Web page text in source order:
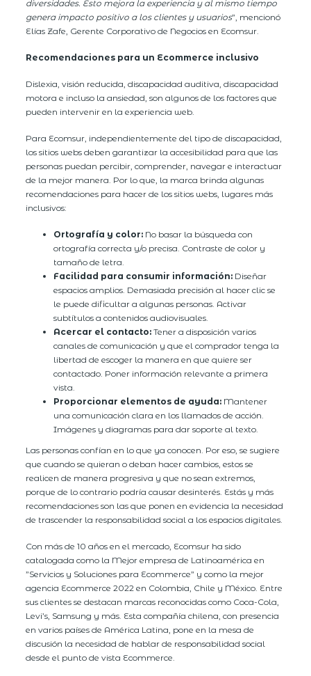
diversidades. Esto mejora la experiencia y al mismo tiempo
genera impacto positivo a los clientes y usuarios”, mencionó
Elías Zafe, Gerente Corporativo de Negocios en Ecomsur.
Recomendaciones para un Ecommerce inclusivo
Dislexia, visión reducida, discapacidad auditiva, discapacidad
motora e incluso la ansiedad, son algunos de los factores que
pueden intervenir en la experiencia web.
Para Ecomsur, independientemente del tipo de discapacidad,
los sitios webs deben garantizar la accesibilidad para que las
personas puedan percibir, comprender, navegar e interactuar
de la mejor manera. Por lo que, la marca brinda algunas
recomendaciones para hacer de los sitios webs, lugares más
inclusivos:
Ortografía y color: No basar la búsqueda con
ortografía correcta y/o precisa. Contraste de color y
tamaño de letra.
Facilidad para consumir información: Diseñar
espacios amplios. Demasiada precisión al hacer clic se
le puede dificultar a algunas personas. Activar
subtítulos a contenidos audiovisuales.
Acercar el contacto: Tener a disposición varios
canales de comunicación y que el comprador tenga la
libertad de escoger la manera en que quiere ser
contactado. Poner información relevante a primera
vista.
Proporcionar elementos de ayuda: Mantener
una comunicación clara en los llamados de acción.
Imágenes y diagramas para dar soporte al texto.
Las personas confían en lo que ya conocen. Por eso, se sugiere
que cuando se quieran o deban hacer cambios, estos se
realicen de manera progresiva y que no sean extremos,
porque de lo contrario podría causar desinterés. Estás y más
recomendaciones son las que ponen en evidencia la necesidad
de trascender la responsabilidad social a los espacios digitales.
Con más de 10 años en el mercado, Ecomsur ha sido
catalogada como la Mejor empresa de Latinoamérica en
”Servicios y Soluciones para Ecommerce” y como la mejor
agencia Ecommerce 2022 en Colombia, Chile y México. Entre
sus clientes se destacan marcas reconocidas como Coca-Cola,
Levi’s, Samsung y más. Esta compañía chilena, con presencia
en varios países de América Latina, pone en la mesa de
discusión la necesidad de hablar de responsabilidad social
desde el punto de vista Ecommerce.